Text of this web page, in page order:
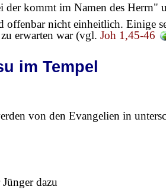
kommt im Namen des Herrn"
nicht einheitlich. Einige
erwarten war (vgl. Joh 1,45-46
im Tempel
von den Evangelien in
dazu